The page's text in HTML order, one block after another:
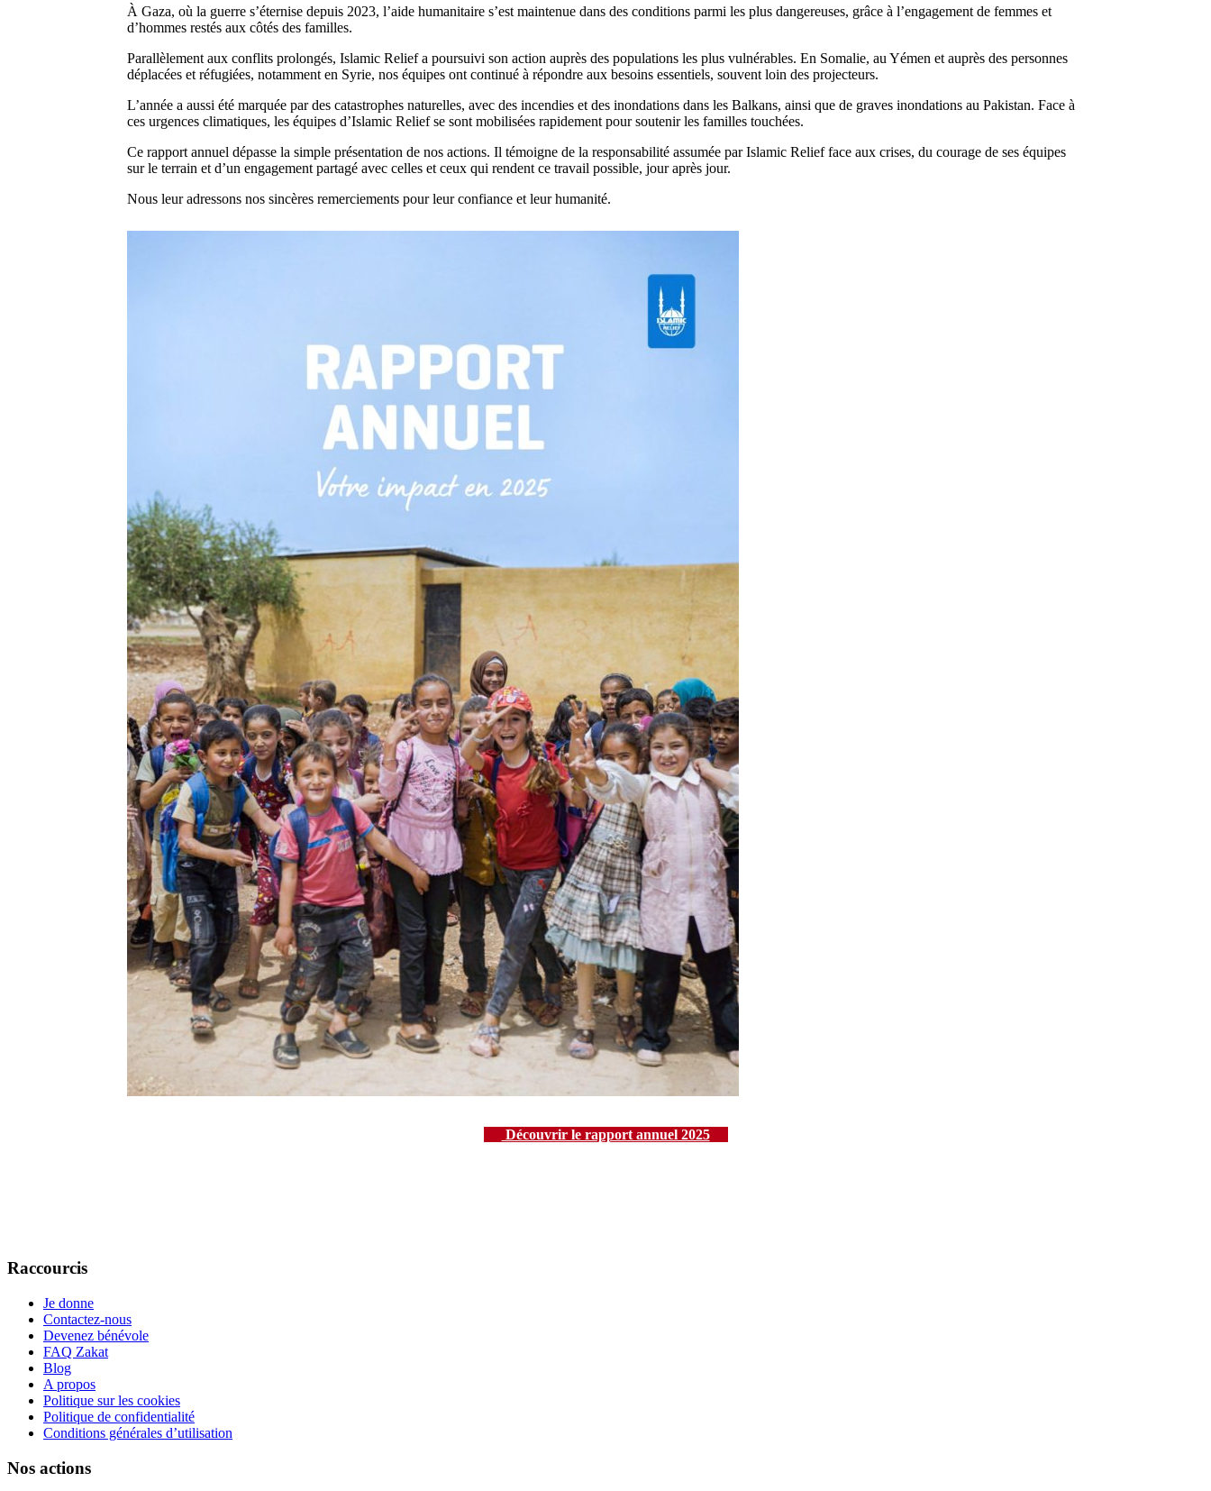
À Gaza, où la guerre s’éternise depuis 2023, l’aide humanitaire s’est maintenue dans des conditions parmi les plus dangereuses, grâce à l’engagement de femmes et
d’hommes restés aux côtés des familles.
Parallèlement aux conflits prolongés, Islamic Relief a poursuivi son action auprès des populations les plus vulnérables. En Somalie, au Yémen et auprès des personnes
déplacées et réfugiées, notamment en Syrie, nos équipes ont continué à répondre aux besoins essentiels, souvent loin des projecteurs.
L’année a aussi été marquée par des catastrophes naturelles, avec des incendies et des inondations dans les Balkans, ainsi que de graves inondations au Pakistan. Face à
ces urgences climatiques, les équipes d’Islamic Relief se sont mobilisées rapidement pour soutenir les familles touchées.
Ce rapport annuel dépasse la simple présentation de nos actions. Il témoigne de la responsabilité assumée par Islamic Relief face aux crises, du courage de ses équipes
sur le terrain et d’un engagement partagé avec celles et ceux qui rendent ce travail possible, jour après jour.
Nous leur adressons nos sincères remerciements pour leur confiance et leur humanité.
Découvrir le rapport annuel 2025
Raccourcis
Je donne
Contactez-nous
Devenez bénévole
FAQ Zakat
Blog
A propos
Politique sur les cookies
Politique de confidentialité
Conditions générales d’utilisation
Nos actions